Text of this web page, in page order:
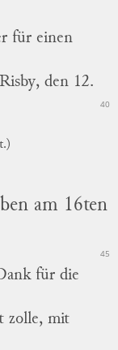
für einen
den 12.
40
am 16ten
45
für die
zolle, mit